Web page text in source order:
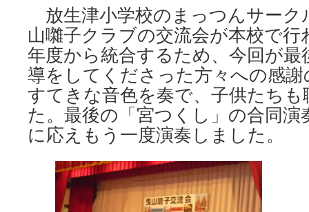
放生津小学校のまっつんサーク
山囃子クラブの交流会が本校で
年度から統合するため、今回が
導をしてくださった方々への感
すてきな音色を奏で、子供たち
た。最後の「宮つくし」の合同
に応えもう一度演奏しました。